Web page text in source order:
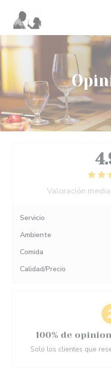
Valoración
Servicio
Ambiente
Comida
Calidad/Precio
100% de
Solo los clientes que